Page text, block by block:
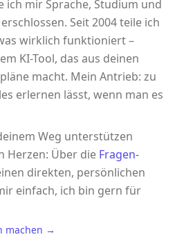
ich mir Sprache, Studium und
Seit 2004 teile ich
wirklich funktioniert –
KI-Tool, das aus deinen
macht. Mein Antrieb: zu
erlernen lässt, wenn man es
Weg unterstützen
Herzen: Über die Fragen-
direkten, persönlichen
einfach, ich bin gern für
machen →